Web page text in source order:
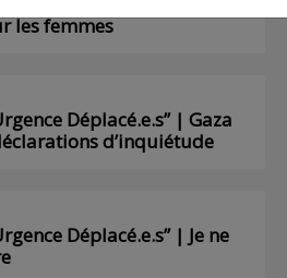
les femmes
Déplacé.e.s” | Gaza
d’inquiétude
Déplacé.e.s” | Je ne